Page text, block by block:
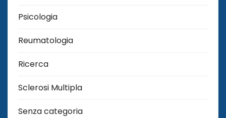
Psicologia
Reumatologia
Ricerca
Sclerosi Multipla
Senza categoria